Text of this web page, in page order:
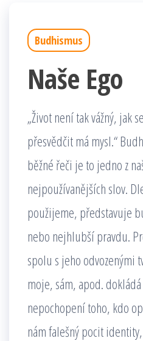
Budhismus
Naše Ego
„Život není tak vážný, jak
přesvědčit má mysl.“
běžné řeči je to jedno z
nejpoužívanějších slov.
použijeme, představuje
nebo nejhlubší pravdu.
spolu s jeho odvozenými
moje, sám, apod.
nepochopení toho, kdo
nám falešný pocit